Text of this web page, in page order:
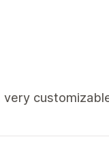
very